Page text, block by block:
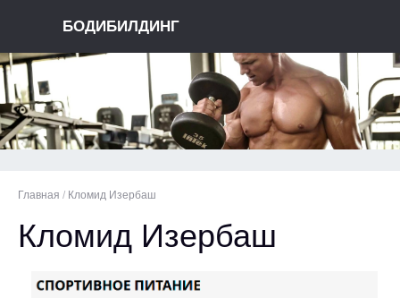
БОДИБИЛДИНГ
Главная / Кломид Изербаш
Кломид Изербаш